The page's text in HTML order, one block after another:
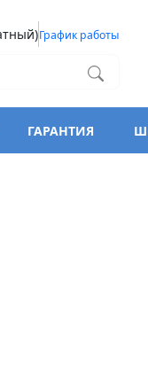
График работы
ГАРАНТИЯ